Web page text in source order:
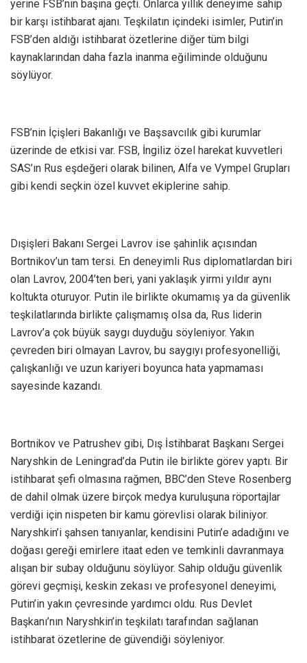
yerine FSB’nin başına geçti. Onlarca yıllık deneyime sahip
bir karşı istihbarat ajanı. Teşkilatın içindeki isimler, Putin’in
FSB’den aldığı istihbarat özetlerine diğer tüm bilgi
kaynaklarından daha fazla inanma eğiliminde olduğunu
söylüyor.
FSB’nin İçişleri Bakanlığı ve Başsavcılık gibi kurumlar
üzerinde de etkisi var. FSB, İngiliz özel harekat kuvvetleri
SAS’ın Rus eşdeğeri olarak bilinen, Alfa ve Vympel Grupları
gibi kendi seçkin özel kuvvet ekiplerine sahip.
Dışişleri Bakanı Sergei Lavrov ise şahinlik açısından
Bortnikov’un tam tersi. En deneyimli Rus diplomatlardan biri
olan Lavrov, 2004’ten beri, yani yaklaşık yirmi yıldır aynı
koltukta oturuyor. Putin ile birlikte okumamış ya da güvenlik
teşkilatlarında birlikte çalışmamış olsa da, Rus liderin
Lavrov’a çok büyük saygı duyduğu söyleniyor. Yakın
çevreden biri olmayan Lavrov, bu saygıyı profesyonelliği,
çalışkanlığı ve uzun kariyeri boyunca hata yapmaması
sayesinde kazandı.
Bortnikov ve Patrushev gibi, Dış İstihbarat Başkanı Sergei
Naryshkin de Leningrad’da Putin ile birlikte görev yaptı. Bir
istihbarat şefi olmasına rağmen, BBC’den Steve Rosenberg
de dahil olmak üzere birçok medya kuruluşuna röportajlar
verdiği için nispeten bir kamu görevlisi olarak biliniyor.
Naryshkin’i şahsen tanıyanlar, kendisini Putin’e adadığını ve
doğası gereği emirlere itaat eden ve temkinli davranmaya
alışan bir subay olduğunu söylüyor. Sahip olduğu güvenlik
görevi geçmişi, keskin zekası ve profesyonel deneyimi,
Putin’in yakın çevresinde yardımcı oldu. Rus Devlet
Başkanı’nın Naryshkin’in teşkilatı tarafından sağlanan
istihbarat özetlerine de güvendiği söyleniyor.